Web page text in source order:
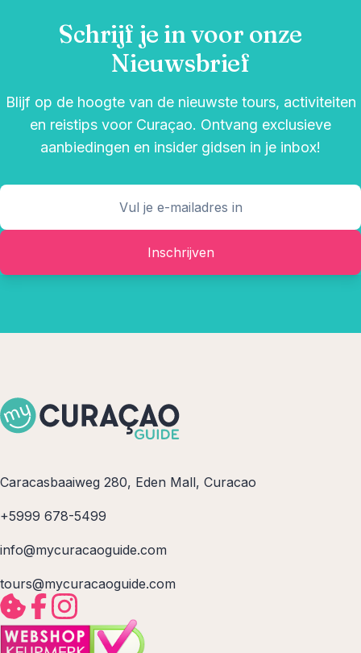
Schrijf je in voor onze
Nieuwsbrief
Blijf op de hoogte van de nieuwste tours, activiteiten
en reistips voor Curaçao. Ontvang exclusieve
aanbiedingen en insider gidsen in je inbox!
Inschrijven
Caracasbaaiweg 280, Eden Mall, Curacao
+5999 678-5499
info@mycuracaoguide.com
tours@mycuracaoguide.com